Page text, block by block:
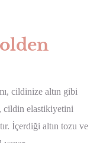
cildinize altın gibi
cildin elastikiyetini
İçerdiği altın tozu ve